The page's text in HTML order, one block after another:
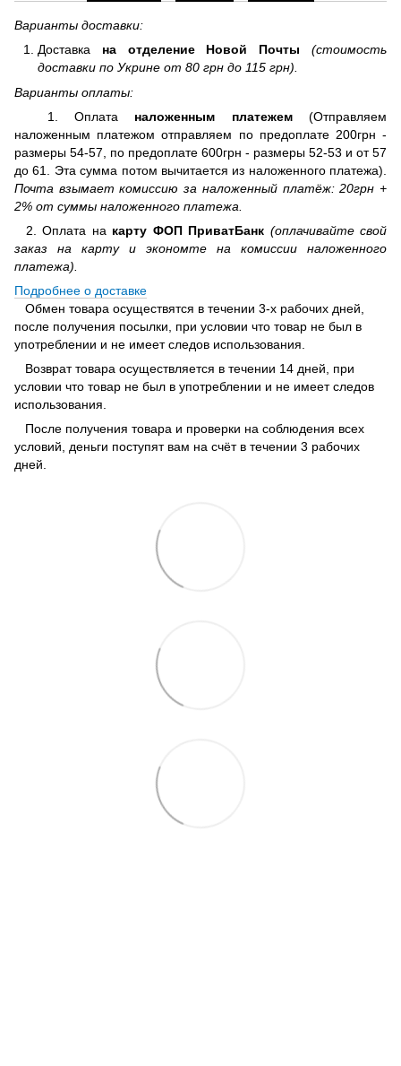
Варианты доставки:
Доставка на отделение Новой Почты
(стоимость
доставки по Укрине от 80 грн до 115 грн).
Варианты оплаты:
1. Оплата наложенным платежем(Отправляем
наложенным платежом отправляем по предоплате 200грн -
размеры 54-57, по предоплате 600грн - размеры 52-53 и от 57
до 61. Эта сумма потом вычитается из наложенного платежа).
Почта взымает комиссию за наложенный платёж: 20грн +
2% от суммы наложенного платежа.
2. Оплата на карту ФОП ПриватБанк (оплачивайте свой
заказ на карту и экономте на комиссии наложенного
платежа).
Подробнее о доставке
Обмен товара осуществятся в течении 3-х рабочих дней,
после получения посылки, при условии что товар не был в
употреблении и не имеет следов использования.
Возврат товара осуществляется в течении 14 дней, при
условии что товар не был в употреблении и не имеет следов
использования.
После получения товара и проверки на соблюдения всех
условий, деньги поступят вам на счёт в течении 3 рабочих
дней.